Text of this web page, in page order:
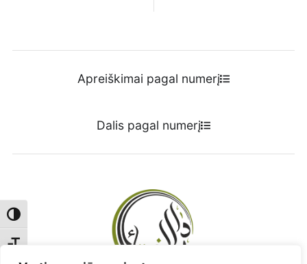
Toggle High Contrast
Toggle Font size
Apreiškimai pagal numerį
Dalis pagal numerį